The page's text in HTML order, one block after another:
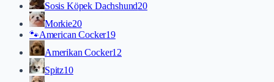
Sosis Köpek Dachshund20
Morkie20
🐾American Cocker19
Amerikan Cocker12
Spitz10